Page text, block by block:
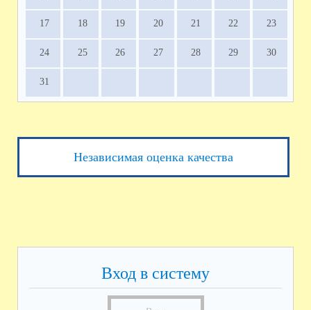
17 18 19 20 21 22 23
24 25 26 27 28 29 30
31
Независимая оценка качества
Вход в систему